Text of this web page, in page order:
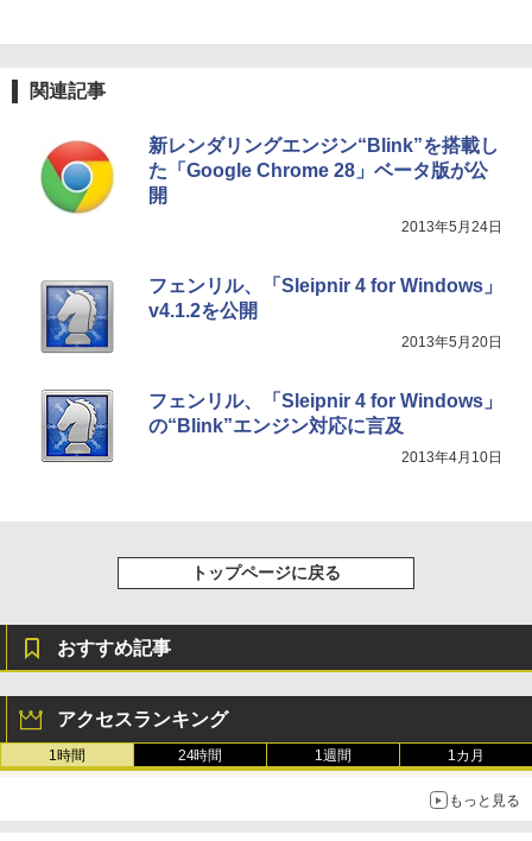
関連記事
新レンダリングエンジン“Blink”を搭載し
た「Google Chrome 28」ベータ版が公
開
2013年5月24日
フェンリル、「Sleipnir 4 for Windows」
v4.1.2を公開
2013年5月20日
フェンリル、「Sleipnir 4 for Windows」
の“Blink”エンジン対応に言及
2013年4月10日
トップページに戻る
おすすめ記事
アクセスランキング
1時間 24時間 1週間 1カ月
もっと見る